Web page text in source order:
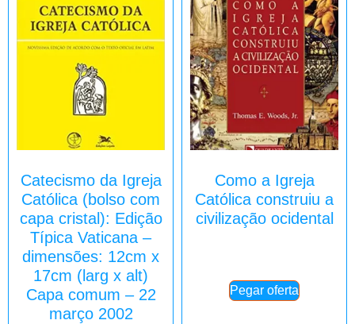
Catecismo da Igreja
Católica (bolso com
capa cristal): Edição
Típica Vaticana –
dimensões: 12cm x
17cm (larg x alt)
Capa comum – 22
março 2002
Como a Igreja
Católica construiu a
civilização ocidental
Pegar oferta